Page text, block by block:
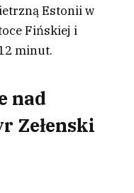
Estonii w
Fińskiej i
minut.
nad
Zełenski